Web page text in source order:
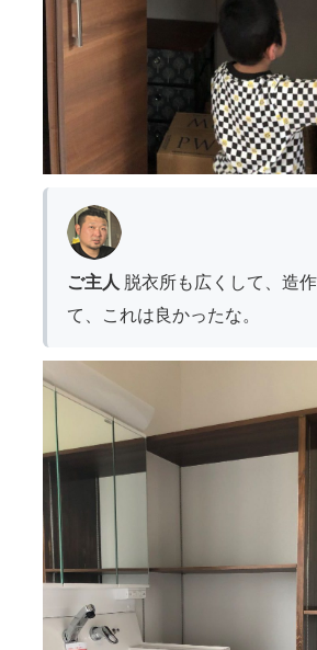
ご主人 脱衣所も広くして、造
て、これは良かったな。